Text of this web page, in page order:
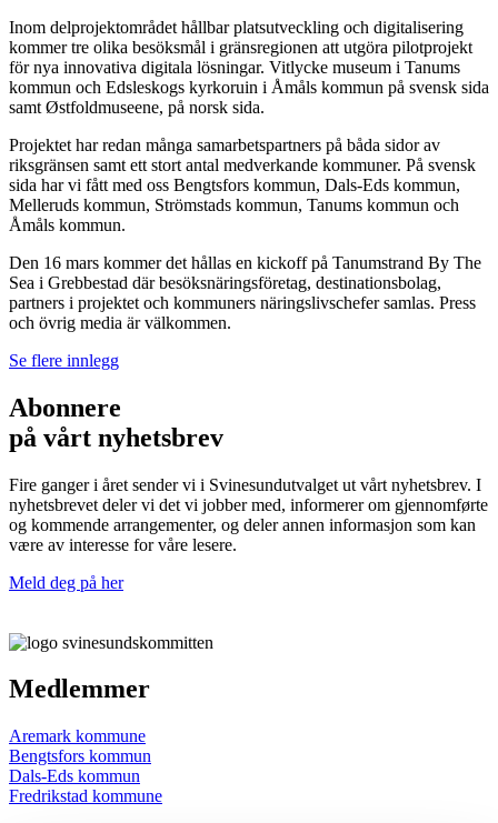
Inom delprojektområdet hållbar platsutveckling och digitalisering
kommer tre olika besöksmål i gränsregionen att utgöra pilotprojekt
för nya innovativa digitala lösningar. Vitlycke museum i Tanums
kommun och Edsleskogs kyrkoruin i Åmåls kommun på svensk sida
samt Østfoldmuseene, på norsk sida.
Projektet har redan många samarbetspartners på båda sidor av
riksgränsen samt ett stort antal medverkande kommuner. På svensk
sida har vi fått med oss Bengtsfors kommun, Dals-Eds kommun,
Melleruds kommun, Strömstads kommun, Tanums kommun och
Åmåls kommun.
Den 16 mars kommer det hållas en kickoff på Tanumstrand By The
Sea i Grebbestad där besöksnäringsföretag, destinationsbolag,
partners i projektet och kommuners näringslivschefer samlas. Press
och övrig media är välkommen.
Se flere innlegg
Abonnere
på vårt nyhetsbrev
Fire ganger i året sender vi i Svinesundutvalget ut vårt nyhetsbrev. I
nyhetsbrevet deler vi det vi jobber med, informerer om gjennomførte
og kommende arrangementer, og deler annen informasjon som kan
være av interesse for våre lesere.
Meld deg på her
Medlemmer
Aremark kommune
Bengtsfors kommun
Dals-Eds kommun
Fredrikstad kommune